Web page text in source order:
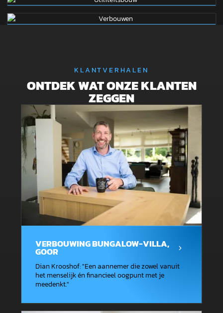
UTILITEITSBOUW
KLANTVERHALEN
ONTDEK WAT ONZE KLANTEN
ZEGGEN
VERBOUWING BUNGALOW-VILLA,
GOOR
Dian Krooshof: "Een aannemer die zowel vanuit
het menselijk én financieel oogpunt met je
meedenkt."